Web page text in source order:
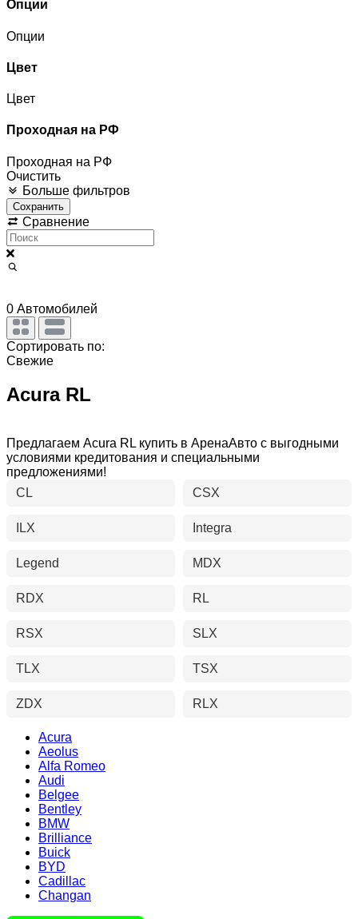
Опции
Опции
Цвет
Цвет
Проходная на РФ
Проходная на РФ
Очистить
Больше фильтров
Сохранить
Сравнение
0 Автомобилей
Сортировать по:
Свежие
Acura RL
Предлагаем Acura RL купить в АренаАвто с выгодными
условиями кредитования и специальными
предложениями!
CL
CSX
ILX Integra
Legend MDX
RDX RL
RSX SLX
TLX TSX
ZDX RLX
Acura
Aeolus
Alfa Romeo
Audi
Belgee
Bentley
BMW
Brilliance
Buick
BYD
Cadillac
Changan